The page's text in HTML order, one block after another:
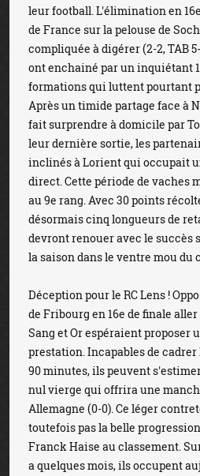
leur football. L'élimination en
de France sur la pelouse de
compliquée à digérer (2-2, TAB
ont enchainé par un inquiétant
formations qui luttent pourtant
Après un timide partage face à
fait surprendre à domicile par
leur dernière sortie, les
inclinés à Lorient qui occupait
direct. Cette période de vaches
au 9e rang. Avec 30 points
désormais cinq longueurs de
devront renouer avec le succès
la saison dans le ventre mou du
Déception pour le RC Lens !
de Fribourg en 16e de finale
Sang et Or espéraient proposer
prestation. Incapables de
90 minutes, ils peuvent
nul vierge qui offrira une
Allemagne (0-0). Ce léger
toutefois pas la belle
Franck Haise au classement.
a quelques mois, ils occupent